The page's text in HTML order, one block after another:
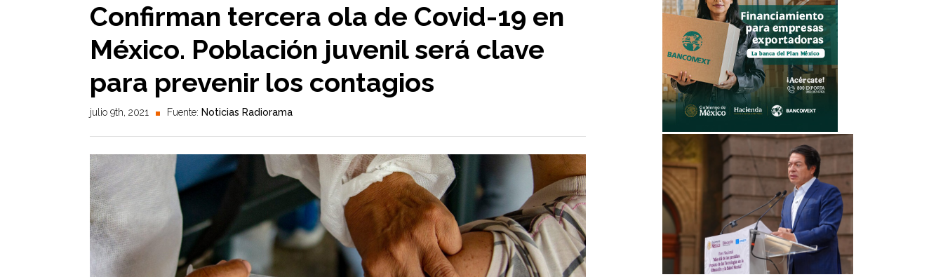
Confirman tercera ola de Covid-19 en
México. Población juvenil será clave
para prevenir los contagios
julio 9th, 2021 Fuente: Noticias Radiorama